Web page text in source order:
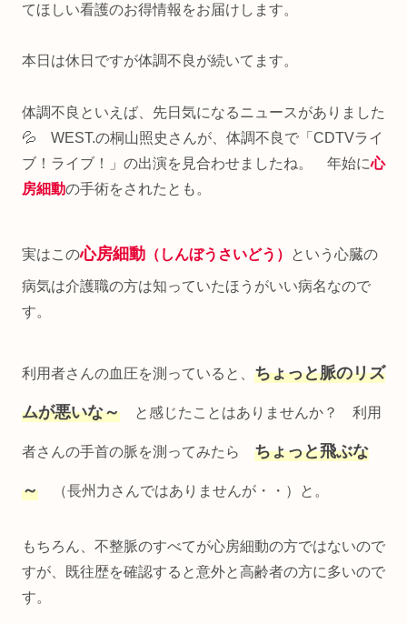
てほしい看護のお得情報をお届けします。
本日は休日ですが体調不良が続いてます。
体調不良といえば、先日気になるニュースがありました
💦 WEST.の桐山照史さんが、体調不良で「CDTVライ
ブ！ライブ！」の出演を見合わせましたね。 年始に心
房細動の手術をされたとも。
実はこの心房細動 （しんぼうさいどう） という心臓の
病気は介護職の方は知っていたほうがいい病名なので
す。
利用者さんの血圧を測っていると、 ちょっと脈のリズ
ムが悪いな～ と感じたことはありませんか？ 利用
者さんの手首の脈を測ってみたら ちょっと飛ぶな
～ （長州力さんではありませんが・・）と。
もちろん、不整脈のすべてが心房細動の方ではないので
すが、既往歴を確認すると意外と高齢者の方に多いので
す。